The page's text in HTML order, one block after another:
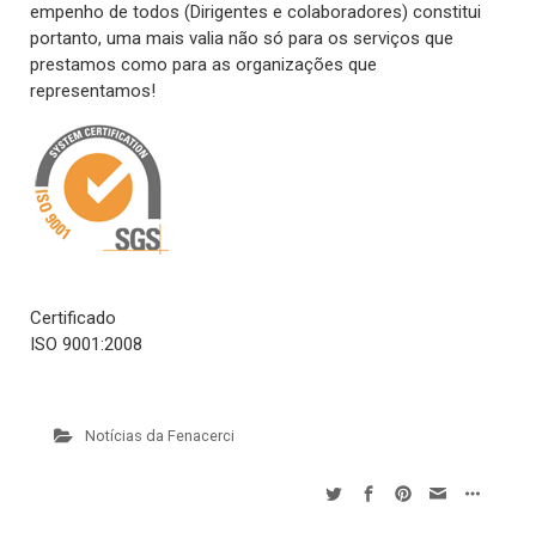
empenho de todos (Dirigentes e colaboradores) constitui
portanto, uma mais valia não só para os serviços que
prestamos como para as organizações que
representamos!
Certificado
ISO 9001:2008
Notícias da Fenacerci